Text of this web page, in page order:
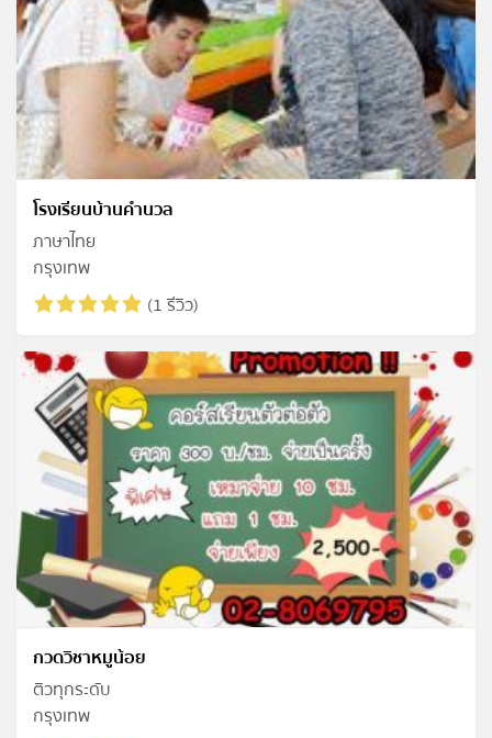
โรงเรียนบ้านคำนวล
ภาษาไทย
กรุงเทพ
(1 รีวิว)
กวดวิชาหมูน้อย
ติวทุกระดับ
กรุงเทพ